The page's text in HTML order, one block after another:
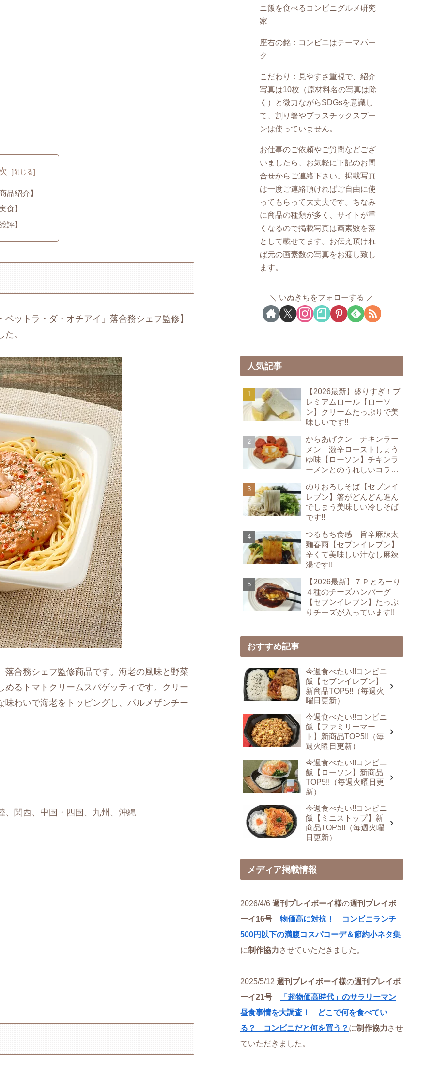
品紹介】
食】
評】
ットラ・ダ・オチアイ」落合務シェフ監修】
。
合務シェフ監修商品です。海老の風味と野菜
るトマトクリームスパゲッティです。クリー
わいで海老をトッピングし、パルメザンチー
、関西、中国・四国、九州、沖縄
ニ飯を食べるコンビニグルメ研究
家
座右の銘：コンビニはテーマパー
ク
こだわり：見やすさ重視で、紹介
写真は10枚（原材料名の写真は除
く）と微力ながらSDGsを意識し
て、割り箸やプラスチックスプー
ンは使っていません。
お仕事のご依頼やご質問などござ
いましたら、お気軽に下記のお問
合せからご連絡下さい。掲載写真
は一度ご連絡頂ければご自由に使
ってもらって大丈夫です。ちなみ
に商品の種類が多く、サイトが重
くなるので掲載写真は画素数を落
として載せてます。お伝え頂けれ
ば元の画素数の写真をお渡し致し
ます。
いぬきちをフォローする
人気記事
【2026最新】盛りすぎ！プ
レミアムロール【ローソ
ン】クリームたっぷりで美
味しいです!!
からあげクン チキンラー
メン 激辛ローストしょう
ゆ味【ローソン】チキンラ
ーメンとのうれしいコラボ
のりおろしそば【セブンイ
レブン】箸がどんどん進ん
でしまう美味しい冷しそば
です!!
つるもち食感 旨辛麻辣太
麺春雨【セブンイレブン】
辛くて美味しい汁なし麻辣
湯です!!
【2026最新】７Ｐとろーり
４種のチーズハンバーグ
【セブンイレブン】たっぷ
りチーズが入っています!!
おすすめ記事
今週食べたい!!コンビニ
飯【セブンイレブン】
新商品TOP5!!（毎週火
曜日更新）
今週食べたい!!コンビニ
飯【ファミリーマー
ト】新商品TOP5!!（毎
週火曜日更新）
今週食べたい!!コンビニ
飯【ローソン】新商品
TOP5!!（毎週火曜日更
新）
今週食べたい!!コンビニ
飯【ミニストップ】新
商品TOP5!!（毎週火曜
日更新）
メディア掲載情報
2026/4/6 週刊プレイボーイ様の週刊プレイボ
ーイ16号 物価高に対抗！ コンビニランチ
500円以下の満腹コスパコーデ＆節約小ネタ集
に制作協力させていただきました。
2025/5/12 週刊プレイボーイ様の週刊プレイボ
ーイ21号
「超物価高時代」のサラリーマン
昼食事情を大調査！ どこで何を食べてい
る？ コンビニだと何を買う？ に制作協力させ
ていただきました。